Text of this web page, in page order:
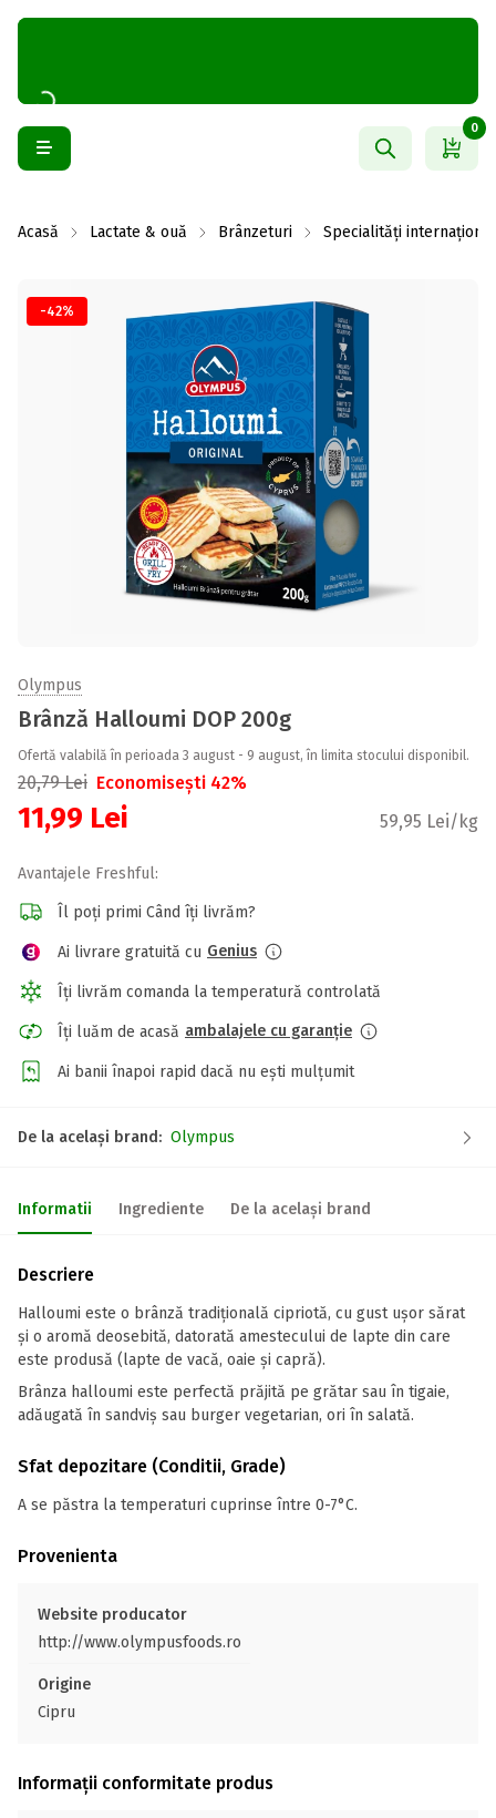
0
Acasă Lactate & ouă Brânzeturi Specialități
-42%
Olympus
Brânză Halloumi DOP 200g
Ofertă valabilă în perioada 3 august - 9 august, în limita stocului disponibil.
20,79Lei Economisești 42%
11,99 Lei 59,95 Lei/kg
Avantajele Freshful:
Îl poți primi Când îți livrăm?
Ai livrare gratuită cu Genius
Îți livrăm comanda la temperatură controlată
Îți luăm de acasă ambalajele cu garanție
Ai banii înapoi rapid dacă nu ești mulțumit
De la același brand: Olympus
Informatii Ingrediente De la același brand
Descriere
Halloumi este o brânză tradițională cipriotă, cu gust ușor sărat
și o aromă deosebită, datorată amestecului de lapte din care
este produsă (lapte de vacă, oaie și capră).
Brânza halloumi este perfectă prăjită pe grătar sau în tigaie,
adăugată în sandviș sau burger vegetarian, ori în salată.
Sfat depozitare (Conditii, Grade)
A se păstra la temperaturi cuprinse între 0-7°C.
Provenienta
Website producator
http://www.olympusfoods.ro
Origine
Cipru
Informații conformitate produs